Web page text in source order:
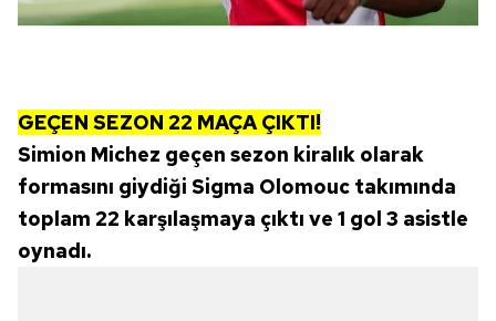
GEÇEN SEZON 22 MAÇA ÇIKTI!
Simion Michez geçen sezon kiralık olarak
formasını giydiği Sigma Olomouc takımında
toplam 22 karşılaşmaya çıktı ve 1 gol 3 asistle
oynadı.